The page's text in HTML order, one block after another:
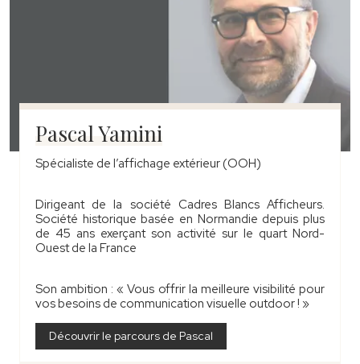
Pascal Yamini
Spécialiste de l’affichage extérieur (OOH)
Dirigeant de la société Cadres Blancs Afficheurs.
Société historique basée en Normandie depuis plus
de 45 ans exerçant son activité sur le quart Nord-
Ouest de la France
Son ambition : « Vous offrir la meilleure visibilité pour
vos besoins de communication visuelle outdoor ! »
Découvrir le parcours de Pascal